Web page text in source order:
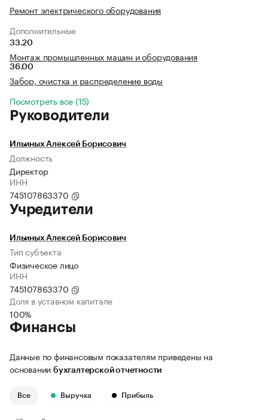
Ремонт электрического оборудования
Дополнительные
33.20
Монтаж промышленных машин и оборудования
36.00
Забор, очистка и распределение воды
Посмотреть все (15)
Руководители
Ильиных Алексей Борисович
Должность
Директор
ИНН
745107863370
Учредители
Ильиных Алексей Борисович
Тип субъекта
Физическое лицо
ИНН
745107863370
Доля в уставном капитале
100%
Финансы
Данные по финансовым показателям приведены на
основании бухгалтерской отчетности
Все Выручка Прибыль